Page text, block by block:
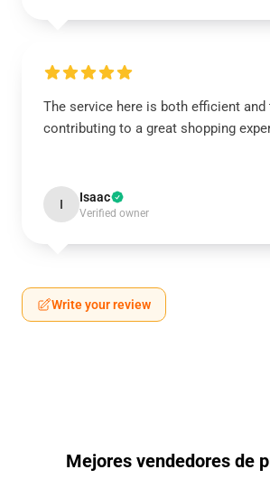
The service here is both efficient and
contributing to a great shopping
I Isaac
Verified owner
Write your review
Mejores vendedores de